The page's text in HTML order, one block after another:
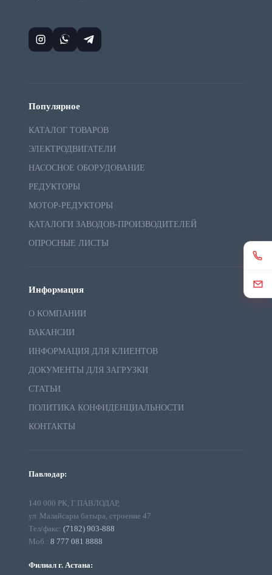
Популярное
КАТАЛОГ ТОВАРОВ
ЭЛЕКТРОДВИГАТЕЛИ
НАСОСНОЕ ОБОРУДОВАНИЕ
РЕДУКТОРЫ
МОТОР-РЕДУКТОРЫ
КАТАЛОГИ ЗАВОДОВ-ПРОИЗВОДИТЕЛЕЙ
ОПРОСНЫЕ ЛИСТЫ
Информация
О КОМПАНИИ
ВАКАНСИИ
ИНФОРМАЦИЯ ДЛЯ КЛИЕНТОВ
ДОКУМЕНТЫ ДЛЯ ЗАГРУЗКИ
СТАТЬИ
ПОЛИТИКА КОНФИДЕНЦИАЛЬНОСТИ
КОНТАКТЫ
Павлодар:
140 000 РК, Г.ПАВЛОДАР,
ул. Малайсары батыра, строение 47
Тел/факс: (7182) 903-888
Моб.: 8 777 081 8888
Филиал г. Астана: